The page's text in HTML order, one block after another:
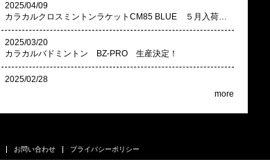
2025/04/09
カラカルクロスミントンラケットCM85 BLUE ５月入荷予定
2025/03/20
カラカルバドミントン BZ-PRO 生産決定！
2025/02/28
カラカルクロスミントンラケットCM85 BLUE 生産決定！
2025/01/07
more
お問い合わせ プライバシーポリシー